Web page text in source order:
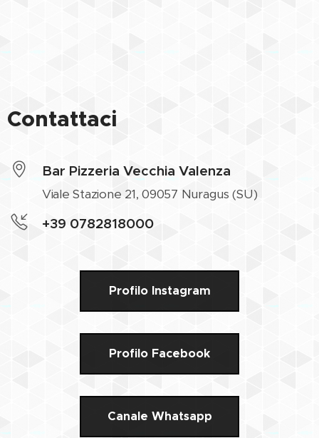
Contattaci
Bar Pizzeria Vecchia Valenza
Viale Stazione 21, 09057 Nuragus (SU)
+39 0782818000
Profilo Instagram
Profilo Facebook
Canale Whatsapp